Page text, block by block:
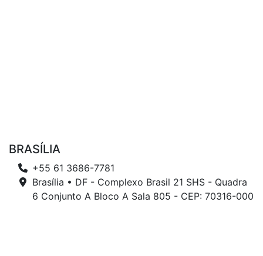
BRASÍLIA
+55 61 3686-7781
Brasília • DF - Complexo Brasil 21 SHS - Quadra
6 Conjunto A Bloco A Sala 805 - CEP: 70316-000